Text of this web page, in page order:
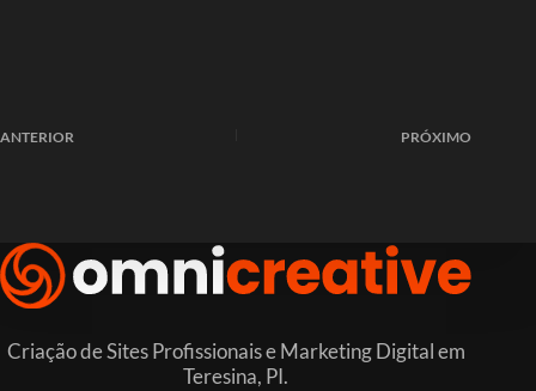
ANTERIOR PRÓXIMO
Criação de Sites Profissionais e Marketing Digital em
Teresina, PI.